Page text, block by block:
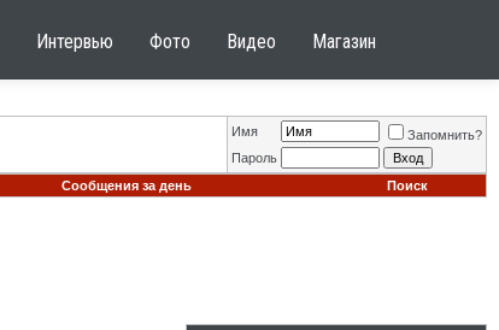
Интервью Фото Видео Магазин
Имя
Запомнить?
Пароль
Сообщения за день Поиск